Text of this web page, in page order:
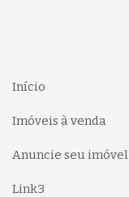
Início
Imóveis à venda
Anuncie seu imóvel
Link3